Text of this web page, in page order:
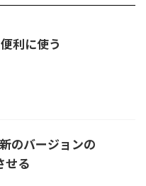
利に使う
のバージョンの
せる